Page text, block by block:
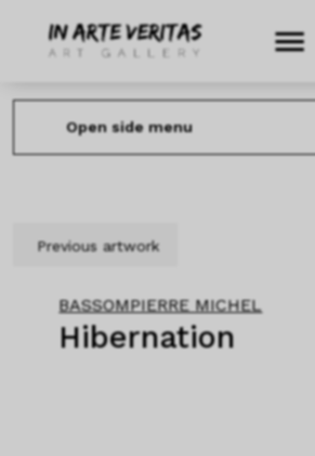
Previous artwork
BASSOMPIERRE MICHEL
Hibernation
Open side menu